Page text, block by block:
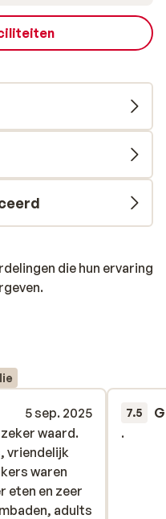
die hun ervaring
5 sep. 2025
waard.
vriendelijk
waren
eten en zeer
adults
waard.
vriendelijk
waren
eten en zeer
adults
7.5
..